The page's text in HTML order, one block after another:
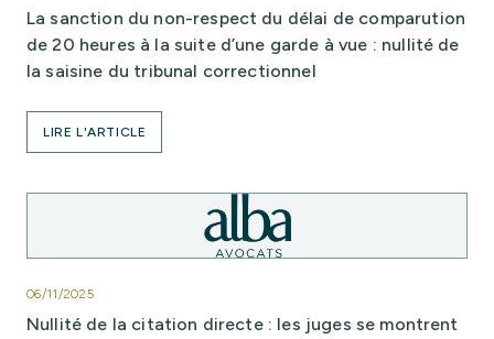
La sanction du non-respect du délai de comparution
de 20 heures à la suite d’une garde à vue : nullité de
la saisine du tribunal correctionnel
LIRE L'ARTICLE
06/11/2025
Nullité de la citation directe : les juges se montrent